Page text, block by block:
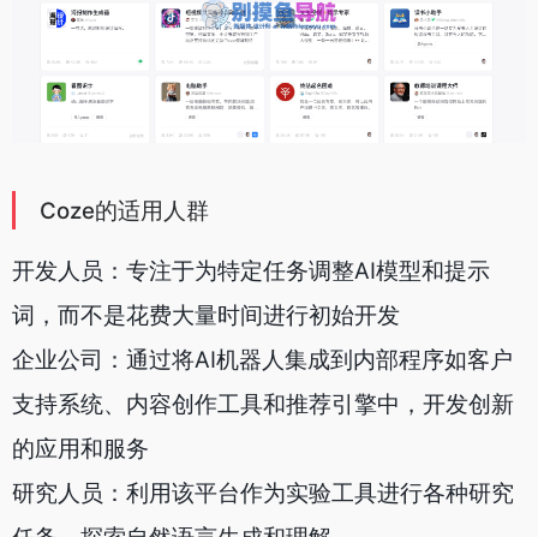
Coze的适用人群
开发人员：专注于为特定任务调整AI模型和提示
词，而不是花费大量时间进行初始开发
企业公司：通过将AI机器人集成到内部程序如客户
支持系统、内容创作工具和推荐引擎中，开发创新
的应用和服务
研究人员：利用该平台作为实验工具进行各种研究